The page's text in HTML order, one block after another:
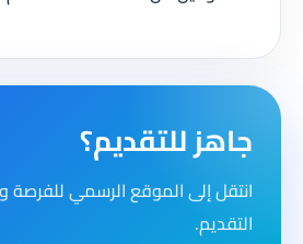
جاهز للتقديم؟
انتقل إلى الموقع الرسمي للفرصة
التقديم.